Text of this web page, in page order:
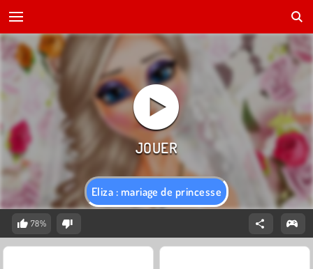
Eliza : mariage de princesse
78%